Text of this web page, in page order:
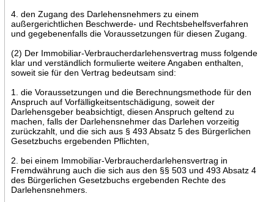
4. den Zugang des Darlehensnehmers zu einem
außergerichtlichen Beschwerde- und Rechtsbehelfsverfahren
und gegebenenfalls die Voraussetzungen für diesen Zugang.
(2) Der Immobiliar-Verbraucherdarlehensvertrag muss folgende
klar und verständlich formulierte weitere Angaben enthalten,
soweit sie für den Vertrag bedeutsam sind:
1. die Voraussetzungen und die Berechnungsmethode für den
Anspruch auf Vorfälligkeitsentschädigung, soweit der
Darlehensgeber beabsichtigt, diesen Anspruch geltend zu
machen, falls der Darlehensnehmer das Darlehen vorzeitig
zurückzahlt, und die sich aus § 493 Absatz 5 des Bürgerlichen
Gesetzbuchs ergebenden Pflichten,
2. bei einem Immobiliar-Verbraucherdarlehensvertrag in
Fremdwährung auch die sich aus den §§ 503 und 493 Absatz 4
des Bürgerlichen Gesetzbuchs ergebenden Rechte des
Darlehensnehmers.